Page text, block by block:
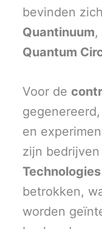
bevinden
Quantinuum,
Quantum
Voor de
en
zijn bedrijven
Technologies
betrokken,
worden